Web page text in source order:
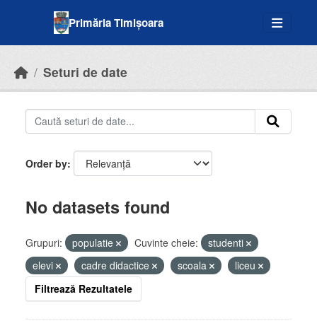
Primăria Timișoara
Seturi de date
Order by
No datasets found
Grupuri: populatie Cuvinte cheie:
studenti
elevi
cadre didactice scoala
liceu
Filtrează Rezultatele